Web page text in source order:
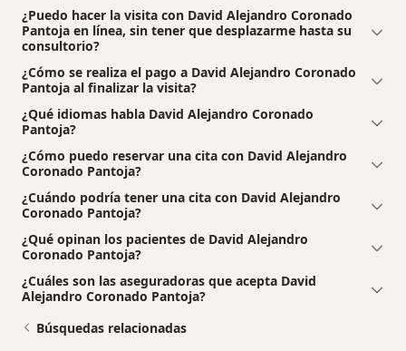
¿Puedo hacer la visita con David Alejandro Coronado
Pantoja en línea, sin tener que desplazarme hasta su
consultorio?
¿Cómo se realiza el pago a David Alejandro Coronado
Pantoja al finalizar la visita?
¿Qué idiomas habla David Alejandro Coronado
Pantoja?
¿Cómo puedo reservar una cita con David Alejandro
Coronado Pantoja?
¿Cuándo podría tener una cita con David Alejandro
Coronado Pantoja?
¿Qué opinan los pacientes de David Alejandro
Coronado Pantoja?
¿Cuáles son las aseguradoras que acepta David
Alejandro Coronado Pantoja?
Búsquedas relacionadas